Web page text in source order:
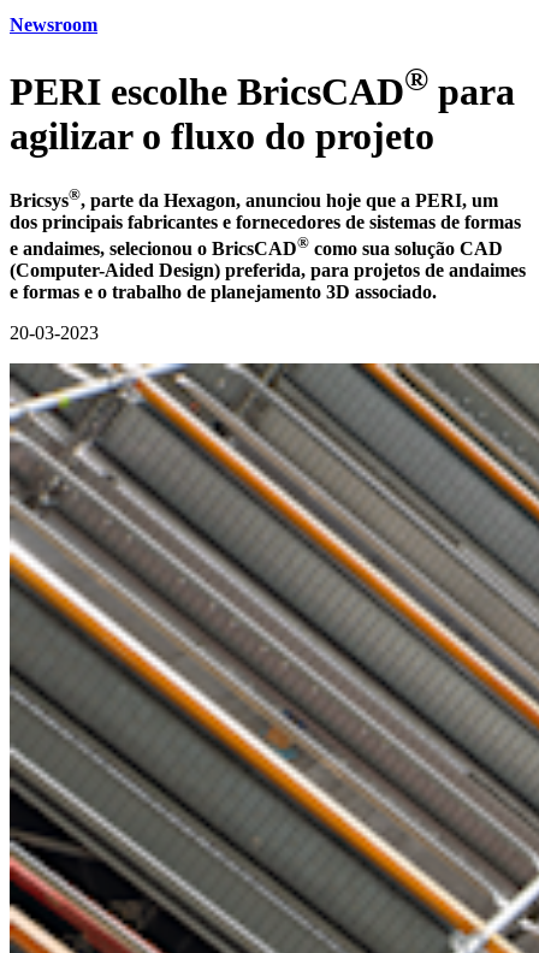
Newsroom
PERI escolhe BricsCAD® para
agilizar o fluxo do projeto
Bricsys®, parte da Hexagon, anunciou hoje que a PERI, um
dos principais fabricantes e fornecedores de sistemas de formas
e andaimes, selecionou o BricsCAD® como sua solução CAD
(Computer-Aided Design) preferida, para projetos de andaimes
e formas e o trabalho de planejamento 3D associado.
20-03-2023